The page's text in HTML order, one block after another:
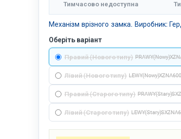
Тимчасово недоступна
Механізм врізного замка. Виробник:
Оберіть варіант
Правий (Нового типу) PRAWY (Nowy) X
Лівий (Нового типу) LEWY (Nowy) X
Правий (Старого типу) PRAWY (Stary)
Лівий (Старого типу) LEWY (Stary) SX